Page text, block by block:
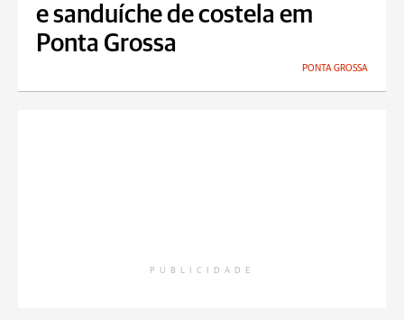
e sanduíche de costela em
Ponta Grossa
PONTA GROSSA
PUBLICIDADE